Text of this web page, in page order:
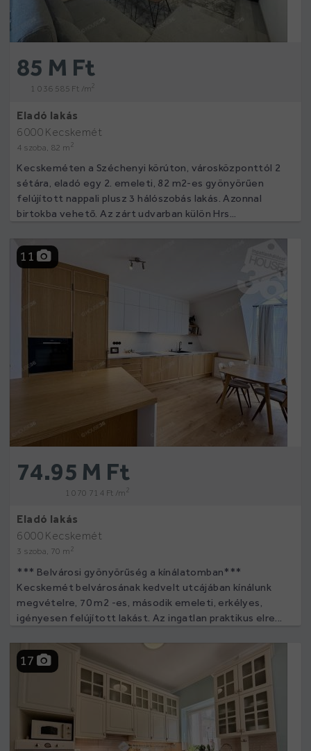
85 M Ft
1 036 585 Ft /m2
Eladó lakás
6000 Kecskemét
4 szoba, 82 m 2
Kecskeméten a Széchenyi körúton, városközponttól 2
sétára, eladó egy 2. emeleti, 82 m2-es gyönyörűen
felújított nappali plusz 3 hálószobás lakás. Azonnal
birtokba vehető. Az zárt udvarban külön Hrs...
11
74.95 M Ft
1 070 714 Ft /m 2
Eladó lakás
6000 Kecskemét
3 szoba, 70 m 2
*** Belvárosi gyönyörűség a kínálatomban***
Kecskemét belvárosának kedvelt utcájában kínálunk
megvételre, 70 m2 -es, második emeleti, erkélyes,
igényesen felújított lakást. Az ingatlan praktikus elre...
17